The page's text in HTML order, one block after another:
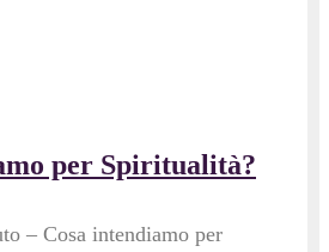
per Spiritualità?
– Cosa intendiamo per